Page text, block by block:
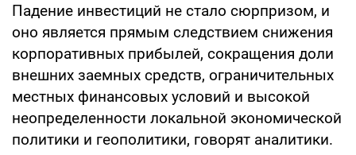
Падение инвестиций не стало сюрпризом, и
оно является прямым следствием снижения
корпоративных прибылей, сокращения доли
внешних заемных средств, ограничительных
местных финансовых условий и высокой
неопределенности локальной экономической
политики и геополитики, говорят аналитики.